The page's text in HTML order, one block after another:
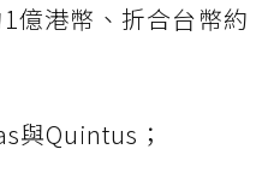
億港幣、折合台幣約
與Quintus；